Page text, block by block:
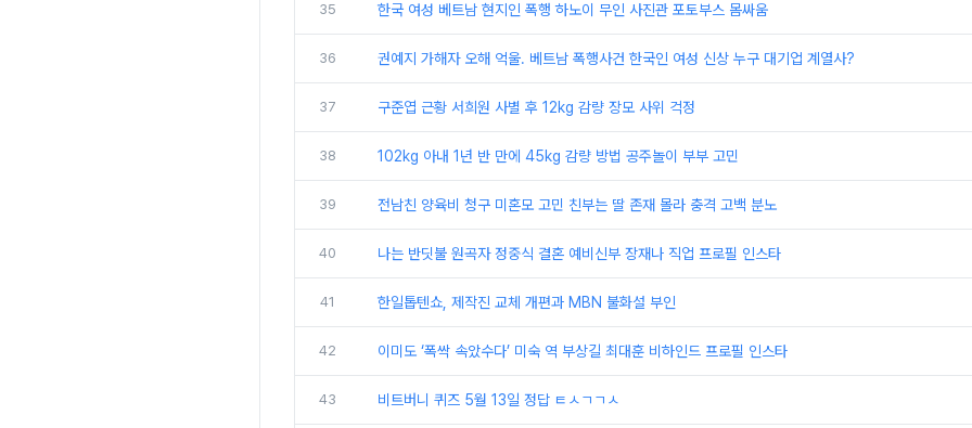
35 한국 여성 베트남 현지인 폭행 하노이 무인 사진관 포토부스 몸싸움
36 권예지 가해자 오해 억울. 베트남 폭행사건 한국인 여성 신상 누구 대기업 계열사?
37 구준엽 근황 서희원 사별 후 12kg 감량 장모 사위 걱정
38 102kg 아내 1년 반 만에 45kg 감량 방법 공주놀이 부부 고민
39 전남친 양육비 청구 미혼모 고민 친부는 딸 존재 몰라 충격 고백 분노
40 나는 반딧불 원곡자 정중식 결혼 예비신부 장재나 직업 프로필 인스타
41 한일톱텐쇼, 제작진 교체 개편과 MBN 불화설 부인
42 이미도 ‘폭싹 속았수다’ 미숙 역 부상길 최대훈 비하인드 프로필 인스타
43 비트버니 퀴즈 5월 13일 정답 ㅌㅅㄱㄱㅅ